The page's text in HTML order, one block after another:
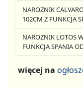
NAROŻNIK
102CM Z FUNKCJA
NAROŻNIK LOTOS
FUNKCJA SPANIA
więcej na